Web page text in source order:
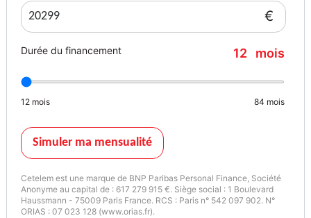
profondeur et hauteur, Steel Gray métallisé
Steel Gray métallisé
140
2 mois
€
Durée du financement 12 mois
12 mois 84 mois
Simuler ma mensualité
Cetelem est une marque de BNP Paribas Personal Finance, Société
Anonyme au capital de : 617 279 915 €. Siège social : 1 Boulevard
Haussmann - 75009 Paris France. RCS : Paris n° 542 097 902. N°
ORIAS : 07 023 128 (www.orias.fr).